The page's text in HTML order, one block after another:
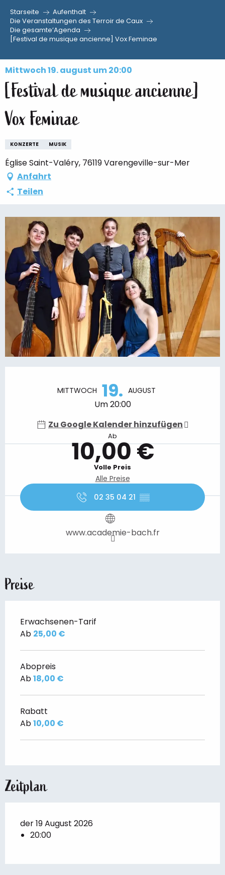
Aller
contenu
principal
Starseite
Aufenthalt
Die Veranstaltungen des Terroir de Caux
Die gesamte’Agenda
[Festival de musique ancienne] Vox Feminae
Mittwoch 19. august um 20:00
[Festival de musique ancienne]
Vox Feminae
KONZERTE MUSIK
Église Saint-Valéry, 76119 Varengeville-sur-Mer
Anfahrt
Teilen
MITTWOCH 19. AUGUST
Um 20:00
Zu Google Kalender hinzufügen
Ab
10,00 €
Volle Preis
Alle Preise
02 35 04 21 ▒▒
www.academie-bach.fr
Preise
Erwachsenen-Tarif
Ab 25,00 €
Abopreis
Ab18,00 €
Rabatt
Ab10,00 €
Zeitplan
der 19 August 2026
20:00